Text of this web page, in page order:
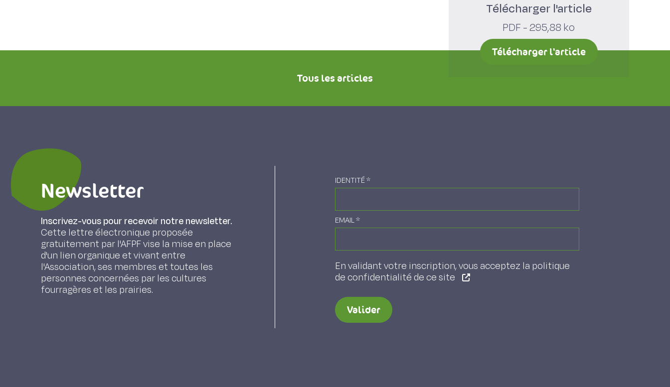
Télécharger l'article
PDF - 295,88 ko
Télécharger l'article
Tous les articles
Newsletter
Inscrivez-vous pour recevoir notre newsletter.
Cette lettre électronique proposée
gratuitement par l'AFPF vise la mise en place
d'un lien organique et vivant entre
l'Association, ses membres et toutes les
personnes concernées par les cultures
fourragères et les prairies.
IDENTITÉ*
EMAIL*
En validant votre inscription, vous acceptez la politique
de confidentialité de ce site
Valider